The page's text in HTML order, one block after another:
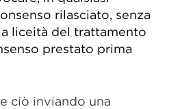
rilasciato, senza
liceità del trattamento
prestato prima
ciò inviando una